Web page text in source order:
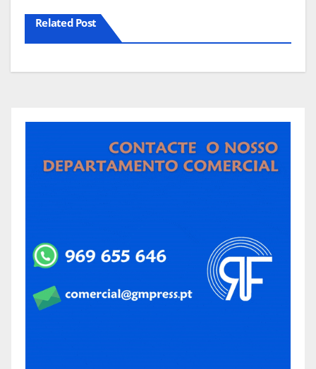
Related Post